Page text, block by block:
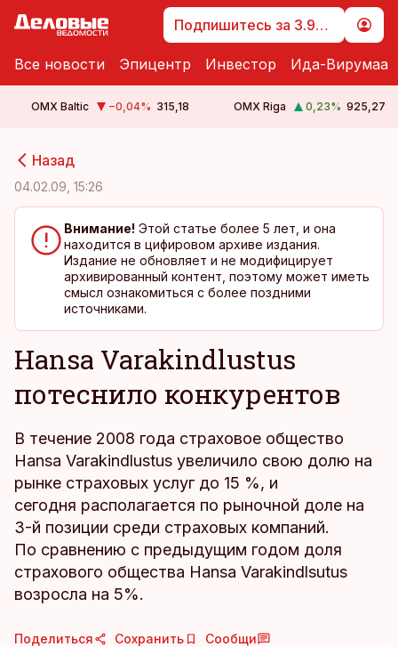
Подпишитесь за 3.99 €
Все новости Эпицентр Инвестор Ида-Вирумаа
OMX Baltic −0,04% 315,18 OMX Riga 0,23% 925,27
Назад
04.02.09, 15:26
Внимание! Этой статье более 5 лет, и она
находится в цифировом архиве издания.
Издание не обновляет и не модифицирует
архивированный контент, поэтому может иметь
смысл ознакомиться с более поздними
источниками.
Hansa Varakindlustus
потеснило конкурентов
В течение 2008 года страховое общество
Hansa Varakindlustus увеличило свою долю на
рынке страховых услуг до 15 %, и
сегодня располагается по рыночной доле на
3-й позиции среди страховых компаний.
По сравнению с предыдущим годом доля
страхового общества Hansa Varakindlsutus
возросла на 5%.
Поделиться Сохранить Сообщи